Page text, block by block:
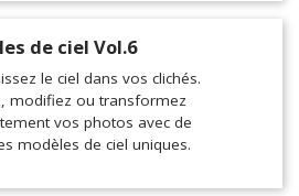
de ciel Vol.6
le ciel dans vos clichés.
modifiez ou transformez
vos photos avec de
modèles de ciel uniques.